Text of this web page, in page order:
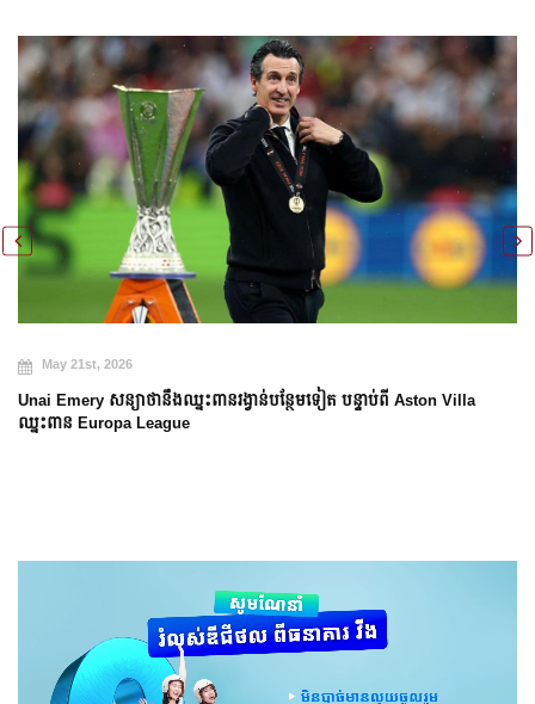
May 20th, 2026
Arsenal បញ្ចប់ការរង់ចាំ ២២ ឆ្នាំ ដើម្បីឈ្នះពាន Premier League